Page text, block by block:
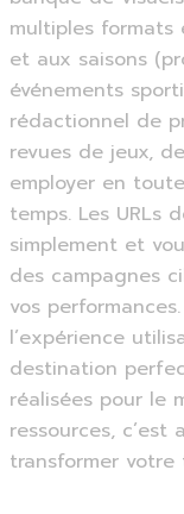
multiples formats
et aux saisons
événements
rédactionnel de
revues de jeux,
employer en
temps. Les URLs
simplement et
des campagnes
vos
l’expérience
destination
réalisées pour le
ressources,
transformer